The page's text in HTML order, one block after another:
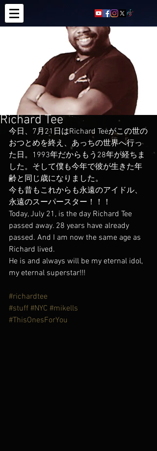
Richard Tee
今日、7月21日はRichard Teeがこの世の
おつとめを終え、あっちの世界へ行っ
た日。1993年だからもう28年が経ちま
した。そして僕も今年で彼が生きた年
齢と同じ歳になりました。
今も昔もこれからも永遠のアイドル、
永遠のスーパースター！！！
Today, July 21, is the day Richard Tee
passed away. 28 years have already
passed. And I am now the same age as
Richard lived.
He is and always will be my eternal idol,
my eternal superstar!!!
#richardtee
#stuff #NYC #mikells
#ThisOnesForYou